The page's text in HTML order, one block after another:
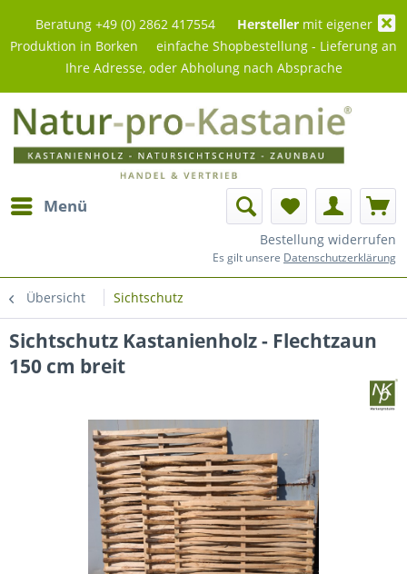
Beratung +49 (0) 2862 417554 Herstellermit eigener
Produktion in Borken einfache Shopbestellung - Lieferung an
Ihre Adresse, oder Abholung nach Absprache
Menü
Bestellung widerrufen
Es gilt unsere Datenschutzerklärung
Übersicht Sichtschutz
Sichtschutz Kastanienholz - Flechtzaun
150 cm breit